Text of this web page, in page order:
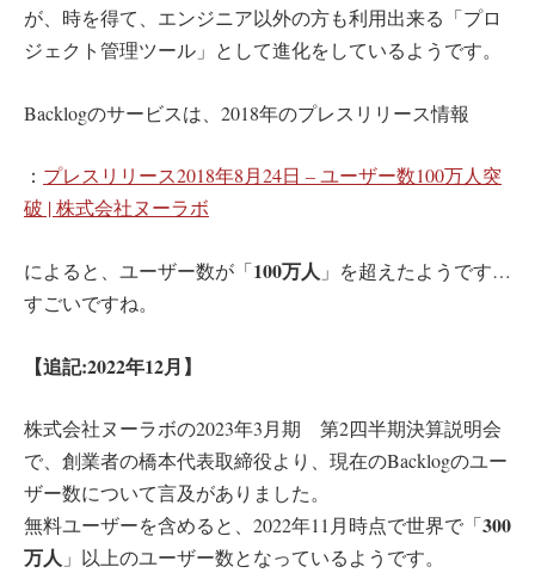
が、時を得て、エンジニア以外の方も利用出来る「プロ
ジェクト管理ツール」として進化をしているようです。
Backlogのサービスは、2018年のプレスリリース情報
： プレスリリース2018年8月24日 – ユーザー数100万人突
破 | 株式会社ヌーラボ
によると、ユーザー数が「100万人 」を超えたようです…
すごいですね。
【追記:2022年12月】
株式会社ヌーラボの2023年3月期 第2四半期決算説明会
で、創業者の橋本代表取締役より、現在のBacklogのユー
ザー数について言及がありました。
無料ユーザーを含めると、2022年11月時点で世界で「300
万人 」以上のユーザー数となっているようです。